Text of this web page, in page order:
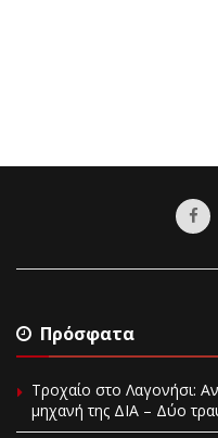
Πρόσφατα
Τροχαίο στο Λαγονήσι:
μηχανή της ΔΙΑ – Δύο